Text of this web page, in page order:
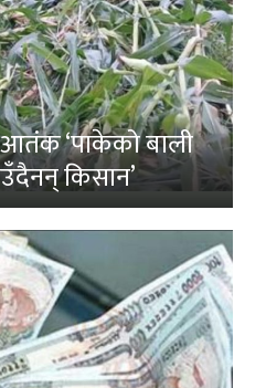
आतंक ‘पाकेको बाली
किसान’